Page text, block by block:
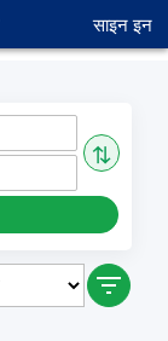
साइन इन
⇅